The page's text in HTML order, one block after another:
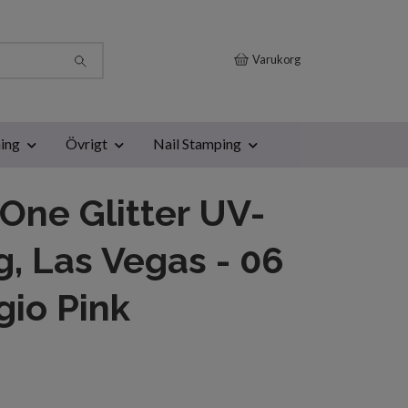
Varukorg
Övrigt Nail Stamping
Glitter UV-
Las Vegas - 06
Pink